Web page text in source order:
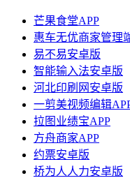
芒果食堂APP
惠车无优商家管理
易不易安卓版
智能输入法安卓版
河北印刷网安卓版
一剪美视频编辑
拉图业绩宝APP
方舟商家APP
约票安卓版
桥为人人力安卓版